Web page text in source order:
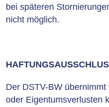
bei späteren
nicht möglich.
Der DSTV-BW
oder Eigentumsverlusten